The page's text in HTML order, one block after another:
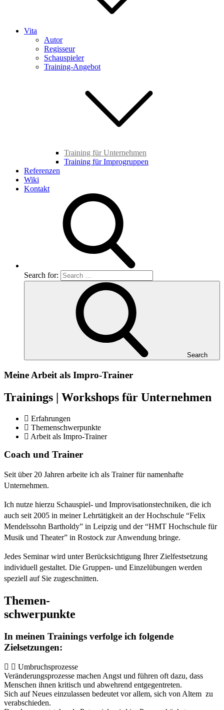
Vita
Autor
Regisseur
Schauspieler
Training-Angebot
Training für Unternehmen
Training für Improgruppen
Referenzen
Wiki
Kontakt
Search for:
Search
Meine Arbeit als Impro-Trainer
Trainings | Workshops für Unternehmen
Erfahrungen
Themenschwerpunkte
Arbeit als Impro-Trainer
Coach und Trainer
Seit über 20 Jahren arbeite ich als Trainer für namenhafte
Unternehmen.
Ich nutze hierzu Schauspiel- und Improvisationstechniken, die ich
auch seit 2005 in meiner Lehrtätigkeit an der Hochschule “Felix
Mendelssohn Bartholdy” in Leipzig und der “HMT Hochschule für
Musik und Theater” in Rostock zur Anwendung bringe.
Jedes Seminar wird unter Berücksichtigung Ihrer Zielfestsetzung
individuell gestaltet. Die Gruppen- und Einzelübungen werden
speziell auf Sie zugeschnitten.
Themen-
schwerpunkte
In meinen Trainings verfolge ich folgende
Zielsetzungen:
Umbruchsprozesse
Veränderungsprozesse machen Angst und führen oft dazu, dass
Menschen ihnen kritisch und abwehrend entgegentreten.
Sich auf Neues einzulassen bedeutet vor allem, sich von Altem zu
verabschieden.